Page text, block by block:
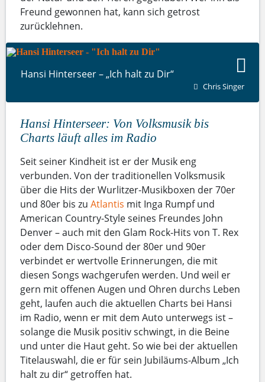
Freund gewonnen hat, kann sich getrost
zurücklehnen.
Hansi Hinterseer – „Ich halt zu Dir“
Chris Singer
Hansi Hinterseer: Von Volksmusik bis
Charts läuft alles im Radio
Seit seiner Kindheit ist er der Musik eng
verbunden. Von der traditionellen Volksmusik
über die Hits der Wurlitzer-Musikboxen der 70er
und 80er bis zu Atlantis mit Inga Rumpf und
American Country-Style seines Freundes John
Denver – auch mit den Glam Rock-Hits von T. Rex
oder dem Disco-Sound der 80er und 90er
verbindet er wertvolle Erinnerungen, die mit
diesen Songs wachgerufen werden. Und weil er
gern mit offenen Augen und Ohren durchs Leben
geht, laufen auch die aktuellen Charts bei Hansi
im Radio, wenn er mit dem Auto unterwegs ist –
solange die Musik positiv schwingt, in die Beine
und unter die Haut geht. So wie bei der aktuellen
Titelauswahl, die er für sein Jubiläums-Album „Ich
halt zu dir“ getroffen hat.